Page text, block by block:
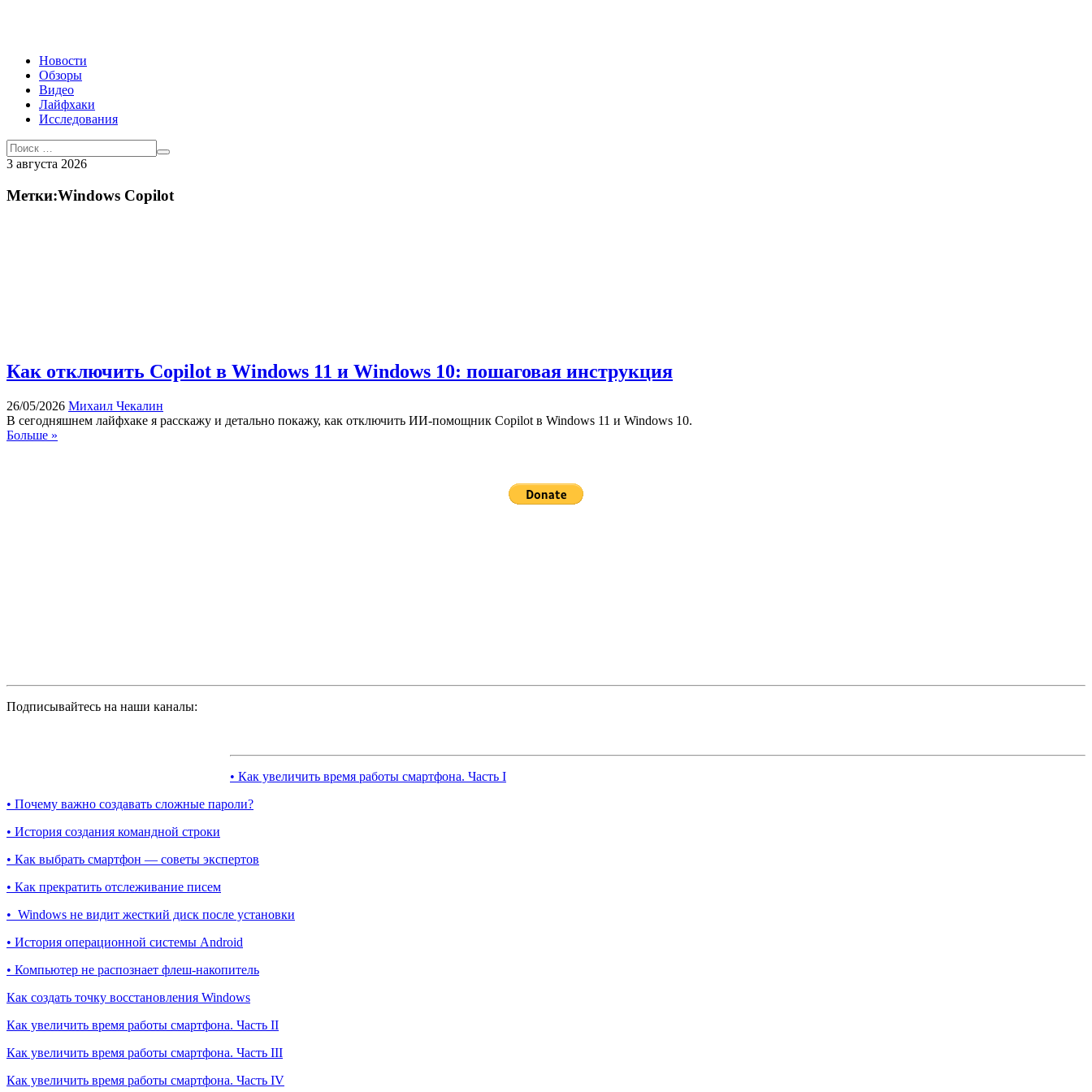
Новости
Обзоры
Видео
Лайфхаки
Исследования
3 августа 2026
Метки:Windows Copilot
Как отключить Copilot в Windows 11 и Windows 10: пошаговая инструкция
26/05/2026 Михаил Чекалин
В сегодняшнем лайфхаке я расскажу и детально покажу, как отключить ИИ-помощник Copilot в Windows 11 и Windows 10.
Больше »
Подписывайтесь на наши каналы:
• Как увеличить время работы смартфона. Часть I
• Почему важно создавать сложные пароли?
• История создания командной строки
• Как выбрать смартфон — советы экспертов
• Как прекратить отслеживание писем
• Windows не видит жесткий диск после установки
• История операционной системы Android
• Компьютер не распознает флеш-накопитель
Как создать точку восстановления Windows
Как увеличить время работы смартфона. Часть II
Как увеличить время работы смартфона. Часть III
Как увеличить время работы смартфона. Часть IV